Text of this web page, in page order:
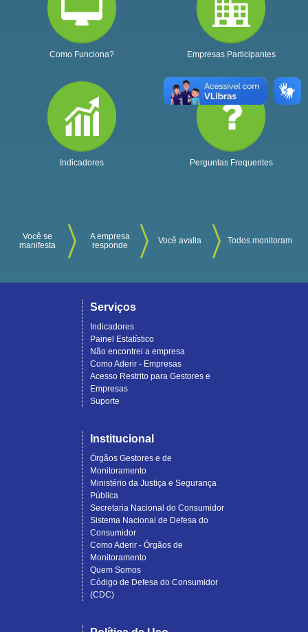
Como Funciona? Empresas Participantes
Indicadores Perguntas Frequentes
Você se
manifesta
A empresa
responde
Você avalia Todos monitoram
Serviços
Indicadores
Painel Estatístico
Não encontrei a empresa
Como Aderir - Empresas
Acesso Restrito para Gestores e
Empresas
Suporte
Institucional
Órgãos Gestores e de
Monitoramento
Ministério da Justiça e Segurança
Pública
Secretaria Nacional do Consumidor
Sistema Nacional de Defesa do
Consumidor
Como Aderir - Órgãos de
Monitoramento
Quem Somos
Código de Defesa do Consumidor
(CDC)